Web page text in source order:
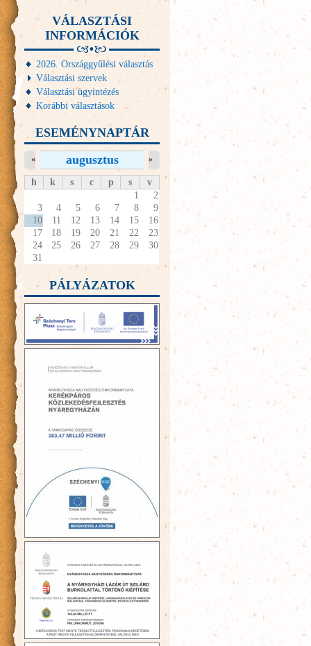
VÁLASZTÁSI
INFORMÁCIÓK
2026. Országgyűlési választás
Választási szervek
Választási ügyintézés
Korábbi választások
ESEMÉNYNAPTÁR
augusztus
« »
h k s c p s
v
1
2
3
4 5 6 7 8
9
10
11 12 13 14 15
16
17
18 19 20 21 22
23
24
25 26 27 28 29
30
31
PÁLYÁZATOK